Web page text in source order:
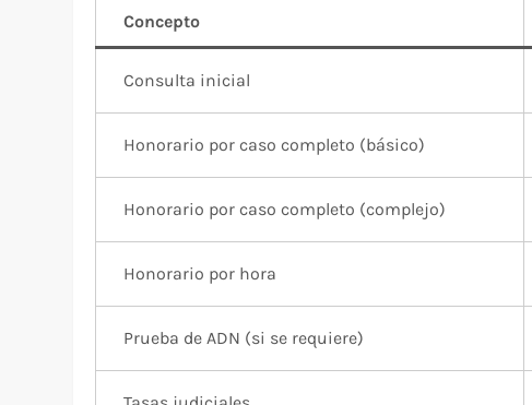
Concepto
Consulta inicial
Honorario por caso completo (básico)
Honorario por caso completo (complejo)
Honorario por hora
Prueba de ADN (si se requiere)